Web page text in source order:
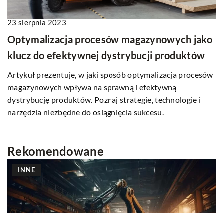
23 sierpnia 2023
Optymalizacja procesów magazynowych jako
klucz do efektywnej dystrybucji produktów
Artykuł prezentuje, w jaki sposób optymalizacja procesów
magazynowych wpływa na sprawną i efektywną
dystrybucję produktów. Poznaj strategie, technologie i
narzędzia niezbędne do osiągnięcia sukcesu.
Rekomendowane
INNE